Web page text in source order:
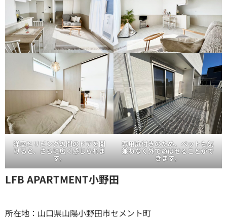
洋室とリビングの間のドアを開
けると、さらに広く感じられま
す。
専用庭付きのため、ペットも気
兼ねなく外で遊ばせることがで
きます。
LFB APARTMENT小野田
所在地：山口県山陽小野田市セメント町